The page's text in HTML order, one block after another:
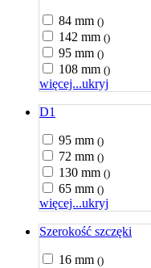
84 mm ()
142 mm ()
95 mm ()
108 mm ()
więcej...ukryj
D1
95 mm ()
72 mm ()
130 mm ()
65 mm ()
więcej...ukryj
Szerokość szczęki
16 mm ()